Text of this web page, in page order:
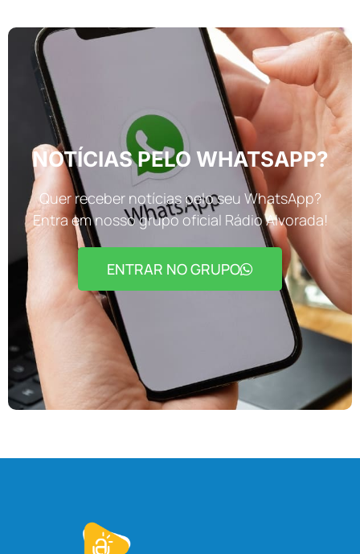
NOTÍCIAS PELO WHATSAPP?
Quer receber notícias pelo seu WhatsApp?
Entra em nosso grupo oficial Rádio Alvorada!
ENTRAR NO GRUPO